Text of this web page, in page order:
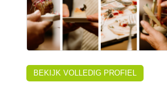
BEKIJK VOLLEDIG PROFIEL